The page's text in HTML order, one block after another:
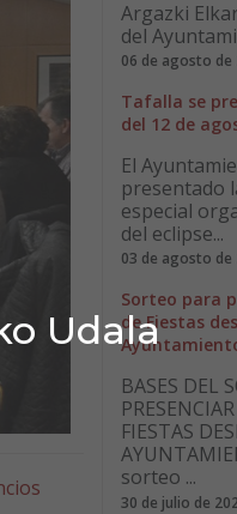
Udala
Argazki
del
06 de agosto
Tafalla se
del 12 de
El
presentado
especial
del eclipse...
03 de agosto
Sorteo para
de Fiestas
BASES DEL
FIESTAS
sorteo ...
30 de julio de